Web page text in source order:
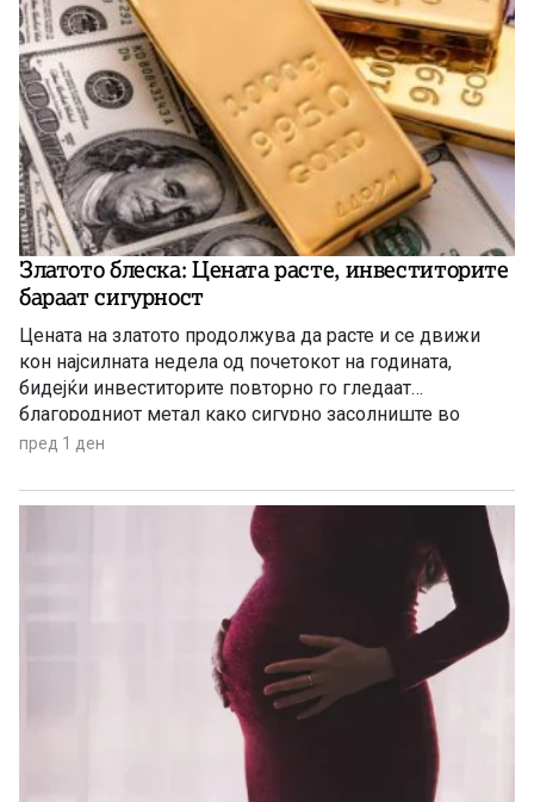
Златото блеска: Цената расте, инвеститорите
бараат сигурност
Цената на златото продолжува да расте и се движи
кон најсилната недела од почетокот на годината,
бидејќи инвеститорите повторно го гледаат
благородниот метал како сигурно засолниште во
услови на глобална економска неизвесност.
пред 1 ден